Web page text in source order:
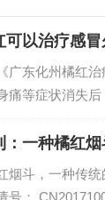
可以治疗感
广东化州橘红
痛等症状消失
来采用广东化
可以的。来源
：一种橘红
烟斗，一种传
号：